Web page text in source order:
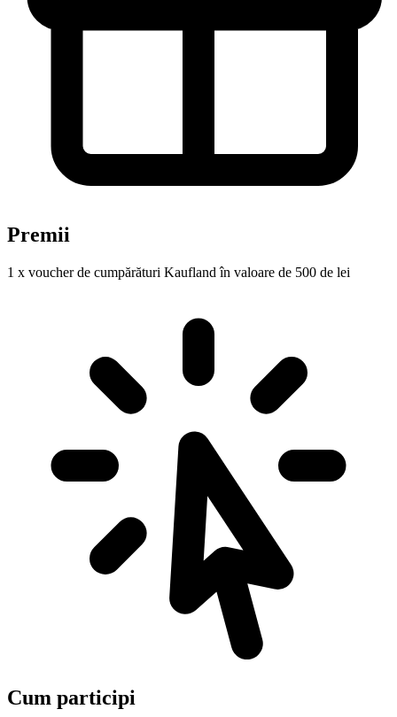
Premii
1 x voucher de cumpărături Kaufland în valoare de 500 de lei
Cum participi